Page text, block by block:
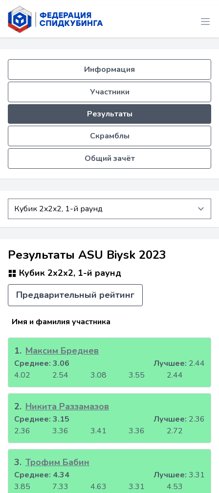
Информация
Участники
Результаты
Скрамблы
Общий зачёт
Результаты ASU Biysk 2023
Кубик 2x2x2, 1-й раунд
Предварительный рейтинг
Имя и фамилия участника
1. Максим Бреднев
4.02 2.54 3.08 3.55 2.44
Среднее: 3.06 Лучшее: 2.44
2. Никита Раззамазов
2.36 3.36 3.41 3.36 2.72
Среднее: 3.15 Лучшее: 2.36
3. Трофим Бабин
3.85 7.33 4.63 3.31 4.53
Среднее: 4.34 Лучшее: 3.31